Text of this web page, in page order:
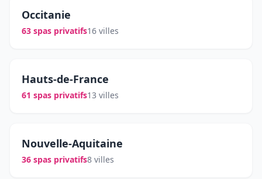
Occitanie
63 spas privatifs16 villes
Hauts-de-France
61 spas privatifs13 villes
Nouvelle-Aquitaine
36 spas privatifs8 villes